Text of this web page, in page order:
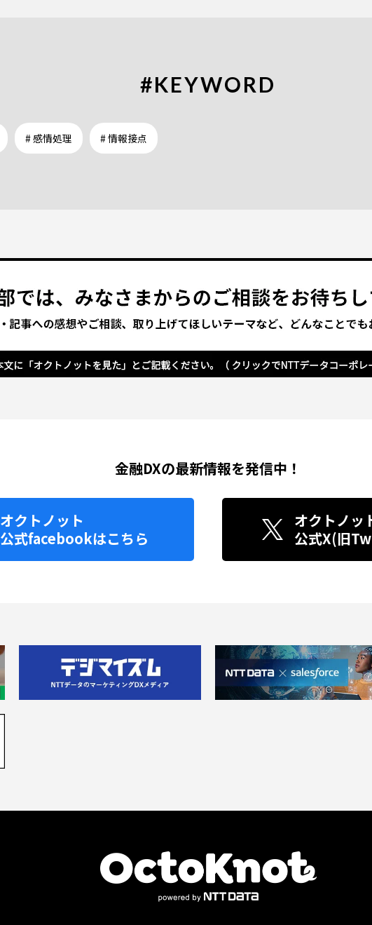
#KEYWORD
# 感情処理 # 情報接点
金融DXの最新情報を発信中！
オクトノット
公式facebookはこちら
オクトノッ
公式X(旧